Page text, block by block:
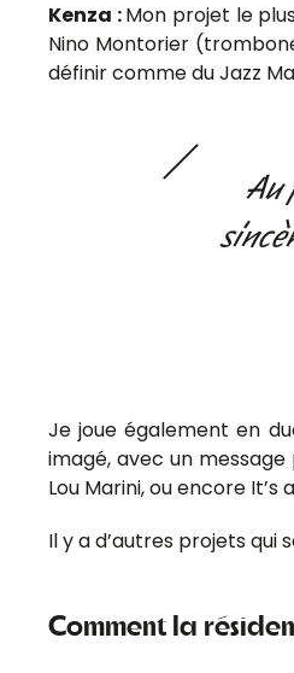
Kenza :Mon projet le
Nino Montorier
définir comme du Jazz
Au
Je joue également en
imagé, avec un
Lou Marini, ou encore
Il y a d’autres projets
Comment la